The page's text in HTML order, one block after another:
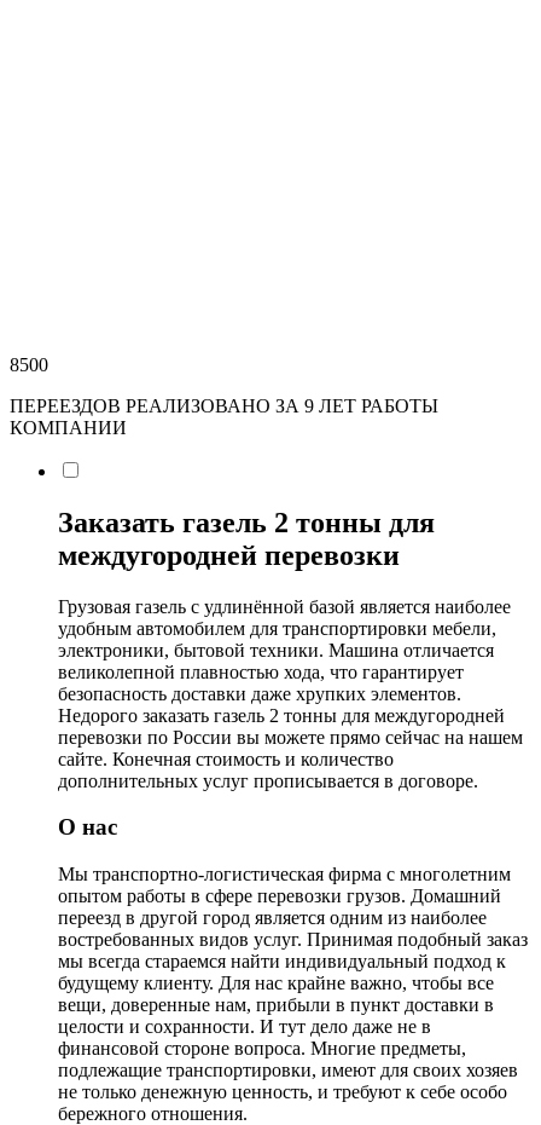
8500
ПЕРЕЕЗДОВ РЕАЛИЗОВАНО ЗА 9 ЛЕТ РАБОТЫ
КОМПАНИИ
Заказать газель 2 тонны для
междугородней перевозки
Грузовая газель с удлинённой базой является наиболее
удобным автомобилем для транспортировки мебели,
электроники, бытовой техники. Машина отличается
великолепной плавностью хода, что гарантирует
безопасность доставки даже хрупких элементов.
Недорого заказать газель 2 тонны для междугородней
перевозки по России вы можете прямо сейчас на нашем
сайте. Конечная стоимость и количество
дополнительных услуг прописывается в договоре.
О нас
Мы транспортно-логистическая фирма с многолетним
опытом работы в сфере перевозки грузов. Домашний
переезд в другой город является одним из наиболее
востребованных видов услуг. Принимая подобный заказ
мы всегда стараемся найти индивидуальный подход к
будущему клиенту. Для нас крайне важно, чтобы все
вещи, доверенные нам, прибыли в пункт доставки в
целости и сохранности. И тут дело даже не в
финансовой стороне вопроса. Многие предметы,
подлежащие транспортировки, имеют для своих хозяев
не только денежную ценность, и требуют к себе особо
бережного отношения.